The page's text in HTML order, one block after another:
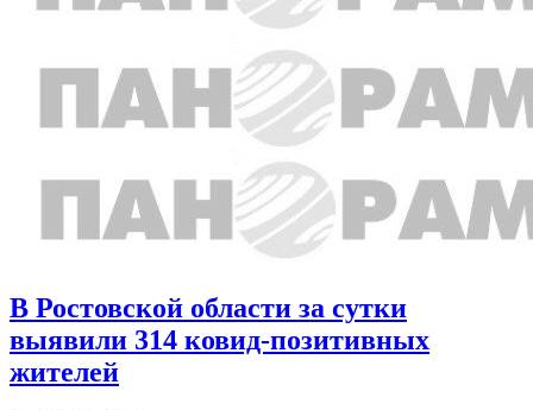
В Ростовской области за сутки
выявили 314 ковид-позитивных
жителей